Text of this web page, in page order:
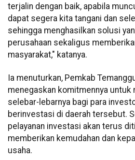
terjalin dengan baik, apabila
dapat segera kita tangani dan
sehingga menghasilkan solusi
perusahaan sekaligus
masyarakat," katanya.
Ia menuturkan, Pemkab
menegaskan komitmennya untuk
selebar-lebarnya bagi para
berinvestasi di daerah tersebut.
pelayanan investasi akan terus
memberikan kemudahan dan
usaha.